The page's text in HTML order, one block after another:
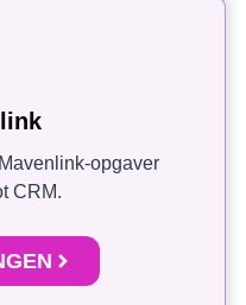
opgaver
CRM.